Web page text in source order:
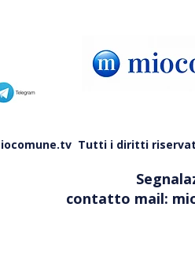
Tutti i diritti
contatto mail: